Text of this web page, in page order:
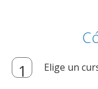
Elige un